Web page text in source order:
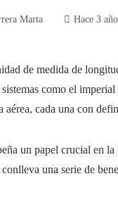
Marta Hace 3
de medida de
como el
aérea, cada una con
un papel crucial en
conlleva una serie de